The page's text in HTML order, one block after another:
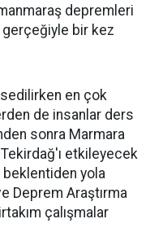
depremleri
bir kez
en çok
de insanlar ders
sonra Marmara
etkileyecek
yola
Deprem Araştırma
çalışmalar